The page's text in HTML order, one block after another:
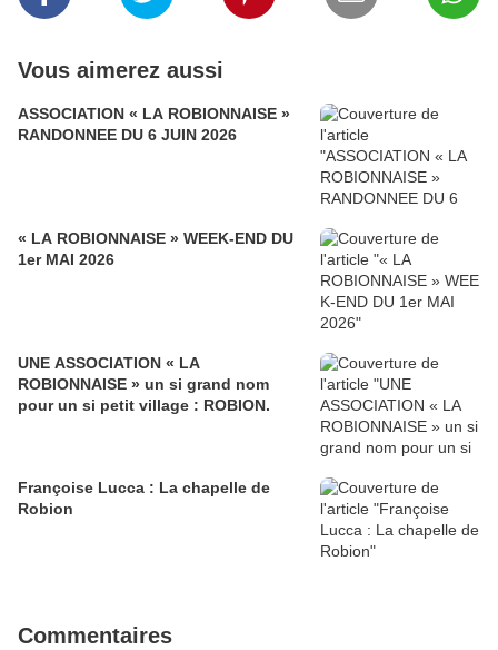
Vous aimerez aussi
ASSOCIATION « LA ROBIONNAISE »
RANDONNEE DU 6 JUIN 2026
« LA ROBIONNAISE » WEEK-END DU
1er MAI 2026
UNE ASSOCIATION « LA
ROBIONNAISE » un si grand nom
pour un si petit village : ROBION.
Françoise Lucca : La chapelle de
Robion
Commentaires